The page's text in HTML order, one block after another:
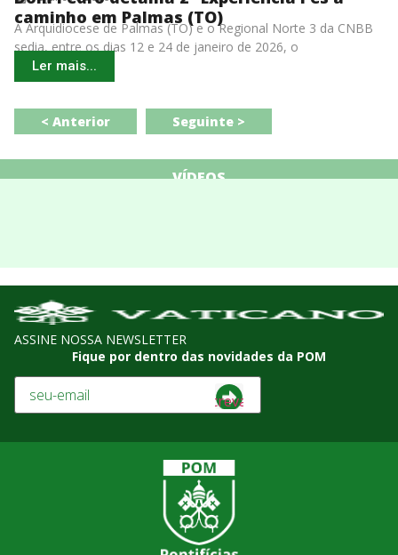
caminho em Palmas (TO)
A Arquidiocese de Palmas (TO) e o Regional Norte 3 da CNBB
sedia, entre os dias 12 e 24 de janeiro de 2026, o
Ler mais...
< Anterior Seguinte >
VÍDEOS
ASSINE NOSSA NEWSLETTER
Fique por dentro das novidades da POM